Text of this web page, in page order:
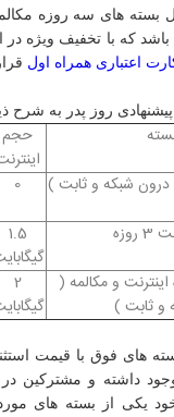
بسته های سه روزه
که با تخفیف ویژه در
اعتباری همراه اول
روز پدر به شرح
حجم
0
1.5
3 روزه اینترنت و مکالمه (
و ثابت )
2
بهمن ماه 1401 وجود داشته و
خود یکی از بسته های